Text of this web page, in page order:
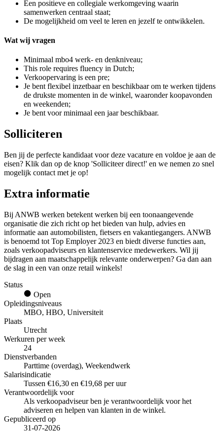
Een positieve en collegiale werkomgeving waarin
samenwerken centraal staat;
De mogelijkheid om veel te leren en jezelf te ontwikkelen.
Wat wij vragen
Minimaal mbo4 werk- en denkniveau;
This role requires fluency in Dutch;
Verkoopervaring is een pre;
Je bent flexibel inzetbaar en beschikbaar om te werken tijdens
de drukste momenten in de winkel, waaronder koopavonden
en weekenden;
Je bent voor minimaal een jaar beschikbaar.
Solliciteren
Ben jij de perfecte kandidaat voor deze vacature en voldoe je aan de
eisen? Klik dan op de knop 'Solliciteer direct!' en we nemen zo snel
mogelijk contact met je op!
Extra informatie
Bij ANWB werken betekent werken bij een toonaangevende
organisatie die zich richt op het bieden van hulp, advies en
informatie aan automobilisten, fietsers en vakantiegangers. ANWB
is benoemd tot Top Employer 2023 en biedt diverse functies aan,
zoals verkoopadviseurs en klantenservice medewerkers. Wil jij
bijdragen aan maatschappelijk relevante onderwerpen? Ga dan aan
de slag in een van onze retail winkels!
Status
Open
Opleidingsniveaus
MBO, HBO, Universiteit
Plaats
Utrecht
Werkuren per week
24
Dienstverbanden
Parttime (overdag), Weekendwerk
Salarisindicatie
Tussen €16,30 en €19,68 per uur
Verantwoordelijk voor
Als verkoopadviseur ben je verantwoordelijk voor het
adviseren en helpen van klanten in de winkel.
Gepubliceerd op
31-07-2026